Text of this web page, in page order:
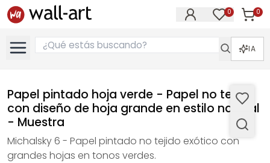
0 0
IA
Papel pintado hoja verde - Papel no tejido
con diseño de hoja grande en estilo natural
- Muestra
Michalsky 6 - Papel pintado no tejido exótico con
grandes hojas en tonos verdes.